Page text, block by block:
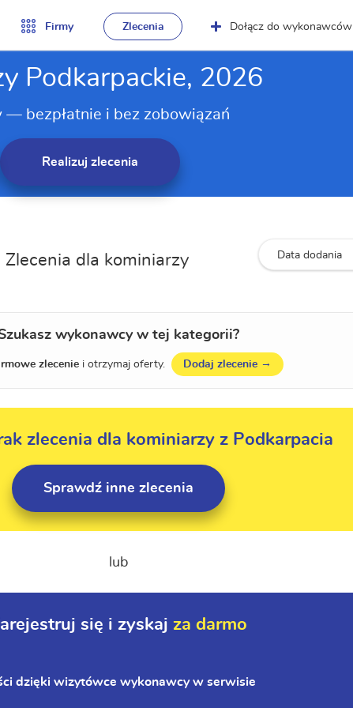
Firmy Zlecenia Dołącz do wykonawców
Podkarpackie, 2026
bezpłatnie i bez zobowiązań
Realizuj zlecenia
Data dodania
dla kominiarzy
wykonawcy w tej kategorii?
zleceniei otrzymaj oferty. Dodaj zlecenie →
zlecenia dla kominiarzy z Podkarpacia
Sprawdź inne zlecenia
lub
się i zyskaj za darmo
dzięki wizytówce wykonawcy w serwisie